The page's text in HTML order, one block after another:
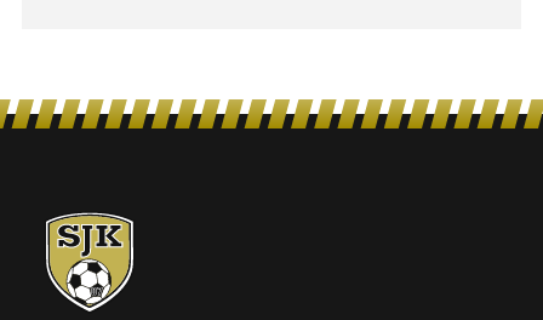
SJK-
juniorit